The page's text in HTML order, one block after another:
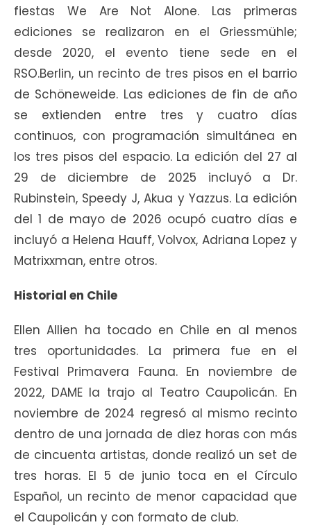
fiestas We Are Not Alone. Las primeras
ediciones se realizaron en el Griessmühle;
desde 2020, el evento tiene sede en el
RSO.Berlin, un recinto de tres pisos en el barrio
de Schöneweide. Las ediciones de fin de año
se extienden entre tres y cuatro días
continuos, con programación simultánea en
los tres pisos del espacio. La edición del 27 al
29 de diciembre de 2025 incluyó a Dr.
Rubinstein, Speedy J, Akua y Yazzus. La edición
del 1 de mayo de 2026 ocupó cuatro días e
incluyó a Helena Hauff, Volvox, Adriana Lopez y
Matrixxman, entre otros.
Historial en Chile
Ellen Allien ha tocado en Chile en al menos
tres oportunidades. La primera fue en el
Festival Primavera Fauna. En noviembre de
2022, DAME la trajo al Teatro Caupolicán. En
noviembre de 2024 regresó al mismo recinto
dentro de una jornada de diez horas con más
de cincuenta artistas, donde realizó un set de
tres horas. El 5 de junio toca en el Círculo
Español, un recinto de menor capacidad que
el Caupolicán y con formato de club.